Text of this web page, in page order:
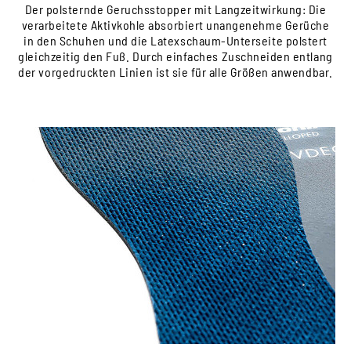
Der polsternde Geruchsstopper mit Langzeitwirkung: Die
verarbeitete Aktivkohle absorbiert unangenehme Gerüche
in den Schuhen und die Latexschaum-Unterseite polstert
gleichzeitig den Fuß. Durch einfaches Zuschneiden entlang
der vorgedruckten Linien ist sie für alle Größen anwendbar.